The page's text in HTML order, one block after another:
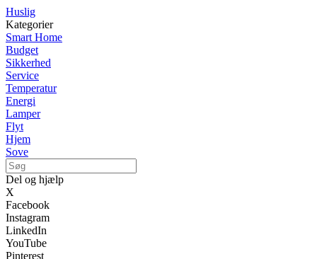
Huslig
Kategorier
Smart Home
Budget
Sikkerhed
Service
Temperatur
Energi
Lamper
Flyt
Hjem
Sove
Del og hjælp
X
Facebook
Instagram
LinkedIn
YouTube
Pinterest